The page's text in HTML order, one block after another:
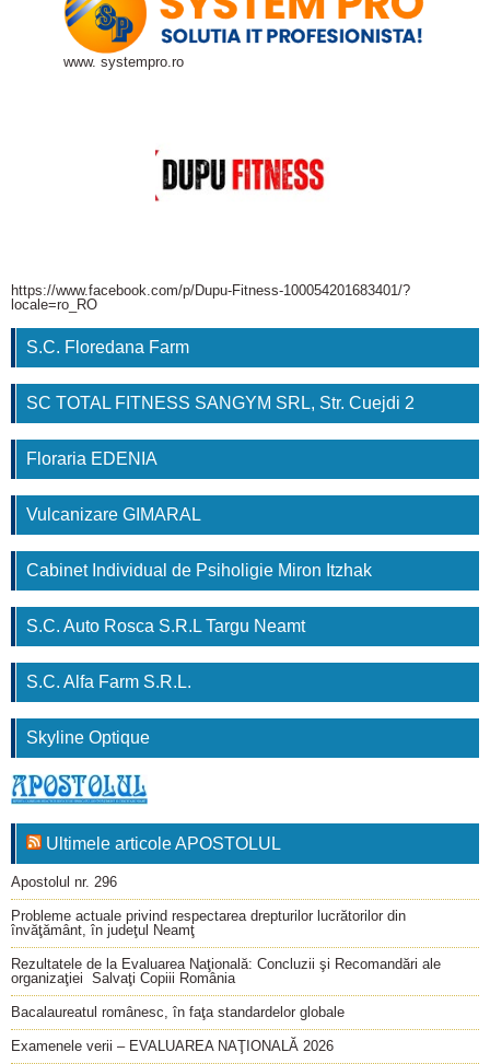
www. systempro.ro
https://www.facebook.com/p/Dupu-Fitness-100054201683401/?
locale=ro_RO
S.C. Floredana Farm
SC TOTAL FITNESS SANGYM SRL, Str. Cuejdi 2
Floraria EDENIA
Vulcanizare GIMARAL
Cabinet Individual de Psiholigie Miron Itzhak
S.C. Auto Rosca S.R.L Targu Neamt
S.C. Alfa Farm S.R.L.
Skyline Optique
Ultimele articole APOSTOLUL
Apostolul nr. 296
Probleme actuale privind respectarea drepturilor lucrătorilor din
învăţământ, în judeţul Neamţ
Rezultatele de la Evaluarea Naţională: Concluzii şi Recomandări ale
organizaţiei Salvaţi Copiii România
Bacalaureatul românesc, în faţa standardelor globale
Examenele verii – EVALUAREA NAŢIONALĂ 2026